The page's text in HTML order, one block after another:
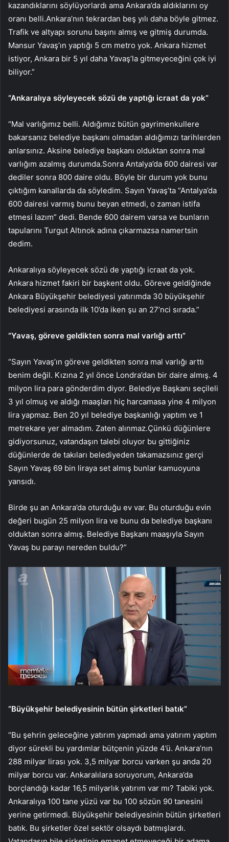
kazandıklarını söylüyorlardı ama Ankara’da aldıklarını oy
oranı belli.Ankara’nın tekrardan beş yılı daha böyle gitmez.
Trafik ve altyapı sorunu başını almış ve gitmiş durumda.
Mansur Yavaş’ın yaptığı 5 cm metro yok. Ankara hizmet
istiyor, Ankara bir 5 yıl daha Yavaş’la gitmeyeceğini çok iyi
biliyor.”
“Ankaralıya söyleyecek sözü de yaptığı icraat da yok”
“Mal varlığımız belli. Aldığımız bütün gayrimenkullere
bakarsanız belediye başkanı olmadan aldığımızı tarihlerden
anlarsınız. Aksine belediye başkanı olduktan sonra mal
varlığım azalmış durumda.Sonra Antalya’da 600 dairesi var
dediler sonra 800 daire oldu. Böyle bir durum yok bunu
çıktığım kanallarda da söyledim. Sayın Yavaş’ta “Antalya’da
600 dairesi varmış bunu beyan etmedi, o zaman istifa
etmesi lazım” dedi. Bende 600 dairem varsa ve bunların
tapularını Turgut Altınok adına çıkarmazsa namertsin
dedim.
Ankaralıya söyleyecek sözü de yaptığı icraat da yok.
Ankara hizmet fakiri bir başkent oldu. Göreve geldiğinde
Ankara Büyükşehir belediyesi yatırımda 30 büyükşehir
belediyesi arasında ilk 10’da iken şu an 27’nci sırada.”
“Yavaş, göreve geldikten sonra mal varlığı arttı”
“Sayın Yavaş’ın göreve geldikten sonra mal varlığı arttı
benim değil. Kızına 2 yıl önce Londra’dan bir daire almış. 4
milyon lira para gönderdim diyor. Belediye Başkanı seçileli
3 yıl olmuş ve aldığı maaşları hiç harcamasa yine 4 milyon
lira yapmaz. Ben 20 yıl belediye başkanlığı yaptım ve 1
metrekare yer almadım. Zaten alınmaz.Çünkü düğünlere
gidiyorsunuz, vatandaşın talebi oluyor bu gittiğiniz
düğünlerde de takıları belediyeden takamazsınız gerçi
Sayın Yavaş 69 bin liraya set almış bunlar kamuoyuna
yansıdı.
Birde şu an Ankara’da oturduğu ev var. Bu oturduğu evin
değeri bugün 25 milyon lira ve bunu da belediye başkanı
olduktan sonra almış. Belediye Başkanı maaşıyla Sayın
Yavaş bu parayı nereden buldu?”
“Büyükşehir belediyesinin bütün şirketleri batık”
“Bu şehrin geleceğine yatırım yapmadı ama yatırım yaptım
diyor sürekli bu yardımlar bütçenin yüzde 4’ü. Ankara’nın
288 milyar lirası yok. 3,5 milyar borcu varken şu anda 20
milyar borcu var. Ankaralılara soruyorum, Ankara’da
borçlandığı kadar 16,5 milyarlık yatırım var mı? Tabiki yok.
Ankaralıya 100 tane yüzü var bu 100 sözün 90 tanesini
yerine getirmedi. Büyükşehir belediyesinin bütün şirketleri
batık. Bu şirketler özel sektör olsaydı batmışlardı.